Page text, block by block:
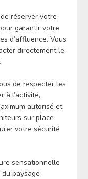
réserver votre
garantir votre
d’affluence. Vous
directement le
de respecter les
à l’activité,
autorisé et
sur place
votre sécurité
sensationnelle
paysage